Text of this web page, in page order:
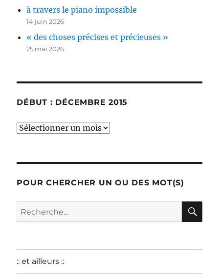
à travers le piano impossible
14 juin 2026
« des choses précises et précieuses »
25 mai 2026
DÉBUT : DÉCEMBRE 2015
début
POUR CHERCHER UN OU DES MOT(S)
Recherche
pour :
:: et ailleurs ::